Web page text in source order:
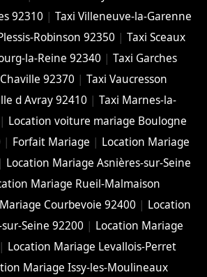
92310 | Taxi Villeneuve-la-Garenne
Robinson 92350 | Taxi Sceaux
la-Reine 92340 | Taxi Garches
92370 |Taxi Vaucresson
d Avray 92410 | Taxi Marnes-la-
| Location voiture mariage Boulogne
| Forfait Mariage | Location Mariage
| Location Mariage Asnières-sur-Seine
Mariage Rueil-Malmaison
Courbevoie 92400 | Location
Seine 92200 | Location Mariage
| Location Mariage Levallois-Perret
Mariage Issy-les-Moulineaux